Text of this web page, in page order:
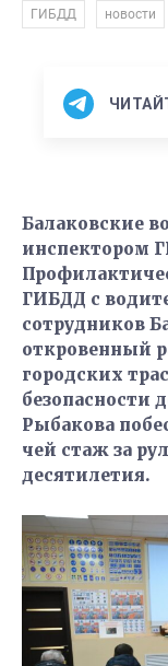
ГИБДД новости
Балаковские
инспектором
ГИБДД с
сотрудников
откровенный
городских
безопасности
Рыбакова
чей стаж за
десятилетия.